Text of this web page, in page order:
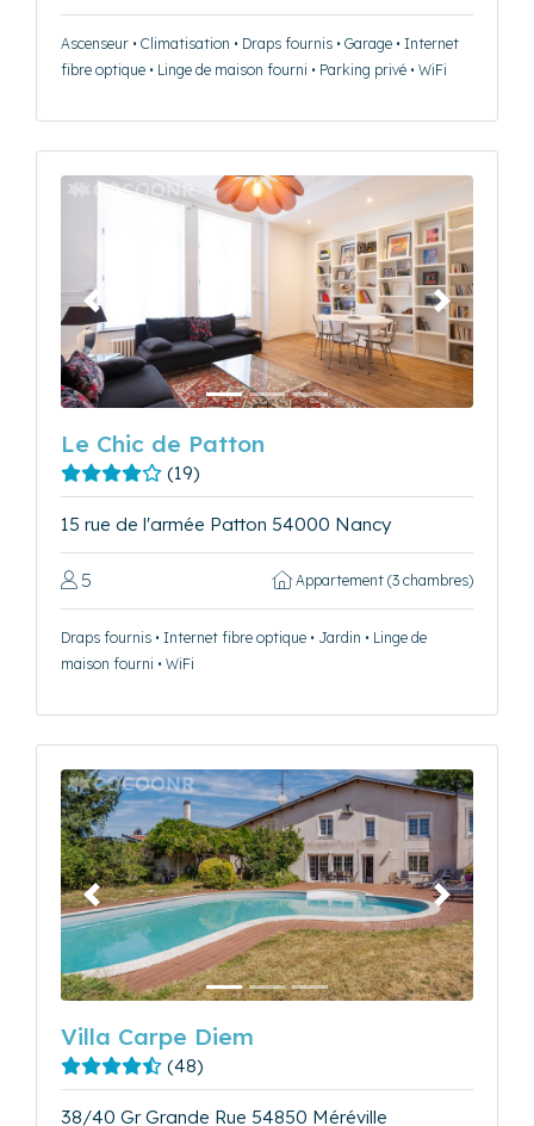
Ascenseur • Climatisation • Draps fournis • Garage • Internet
fibre optique • Linge de maison fourni • Parking privé • WiFi
Précédent Suivant
Le Chic de Patton
(19)
15 rue de l'armée Patton 54000 Nancy
5 Appartement (3 chambres)
Draps fournis • Internet fibre optique • Jardin • Linge de
maison fourni • WiFi
Précédent Suivant
Villa Carpe Diem
(48)
38/40 Gr Grande Rue 54850 Méréville